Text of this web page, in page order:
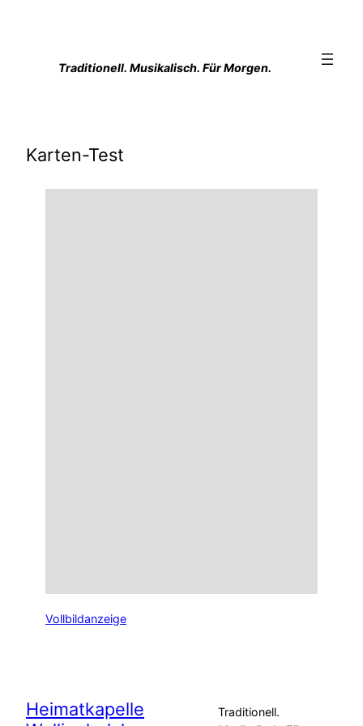
Traditionell. Musikalisch. Für Morgen.
Karten-Test
Vollbildanzeige
Heimatkapelle
Traditionell.